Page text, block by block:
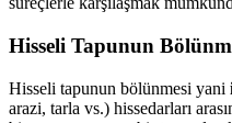
Hisseli Tapunun
Hisseli tapunun bölünmesi yani
arazi, tarla vs.) hissedarları